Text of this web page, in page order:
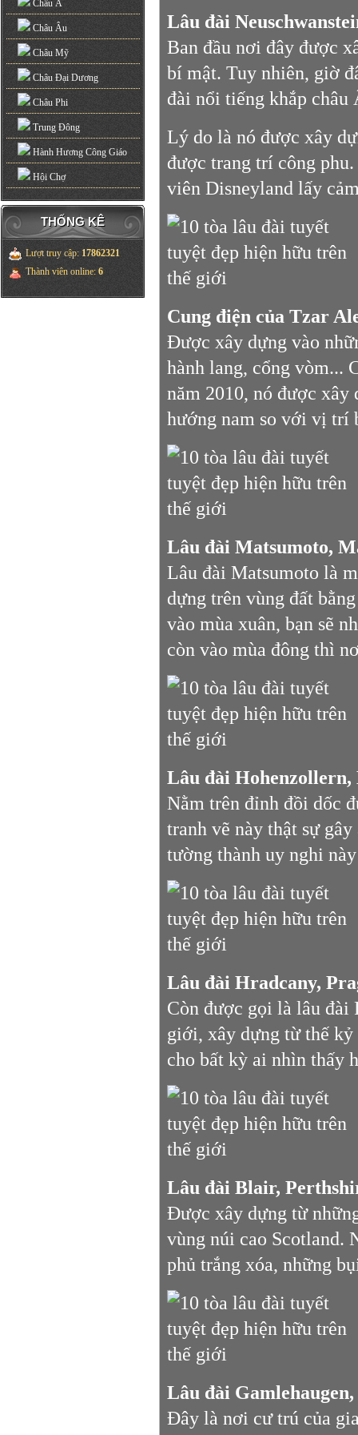
Châu Á
Châu Âu
Châu Mỹ
Châu Đại Dương
Châu Phi
Trung Đông
Hành Hương Công Giáo
Hội Chợ
THỐNG KÊ
Lượt truy cập: 17862321
Thành viên online: 6
Lâu đài
Ban đầu nơi đây được
bí mật. Tuy nhiên, giờ
đài nổi tiếng khắp châu
Lý do là nó được xây
được trang trí công
viên Disneyland lấy
Cung điện của Tzar
Được xây dựng vào
hành lang, cổng vòm...
năm 2010, nó được xây
hướng nam so với vị trí
Lâu đài Matsumoto,
Lâu đài Matsumoto là
dựng trên vùng đất
vào mùa xuân, bạn sẽ
còn vào mùa đông thì
Lâu đài
Nằm trên đỉnh đồi dốc
tranh vẽ này thật sự
tường thành uy nghi
Lâu đài Hradcany,
Còn được gọi là lâu đài
giới, xây dựng từ thế kỷ
cho bất kỳ ai nhìn thấy
Lâu đài Blair,
Được xây dựng từ
vùng núi cao Scotland.
phủ trắng xóa, những
Lâu đài
Đây là nơi cư trú của